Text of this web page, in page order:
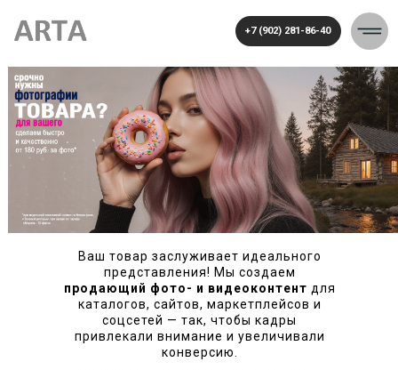
Ваш товар заслуживает идеального
представления! Мы создаем
продающий фото- и видеоконтент для
каталогов, сайтов, маркетплейсов и
соцсетей — так, чтобы кадры
привлекали внимание и увеличивали
конверсию.